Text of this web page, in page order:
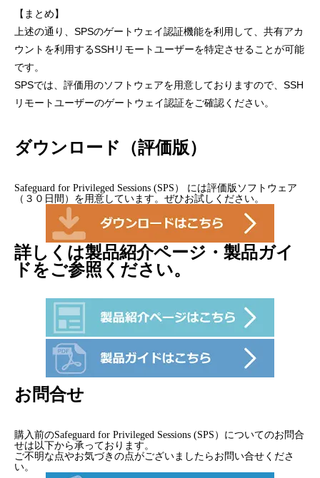
【まとめ】
上述の通り、SPSのゲートウェイ認証機能を利用して、共有アカ
ウントを利用するSSHリモートユーザーを特定させることが可能
です。
SPSでは、評価用のソフトウェアを用意しておりますので、SSH
リモートユーザーのゲートウェイ認証をご確認ください。
ダウンロード（評価版）
Safeguard for Privileged Sessions (SPS） には評価版ソフトウェア
（３０日間）を用意しています。ぜひお試しください。
詳しくは製品紹介ページ・製品ガイ
ドをご参照ください。
お問合せ
購入前のSafeguard for Privileged Sessions (SPS）についてのお問合
せは以下から承っております。
ご不明な点やお気づきの点がございましたらお問い合せくださ
い。